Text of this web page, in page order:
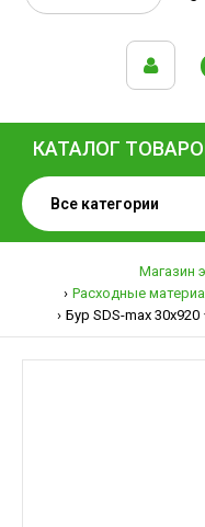
КАТАЛОГ
Магазин
Расходные
Бур SDS-max 30х920